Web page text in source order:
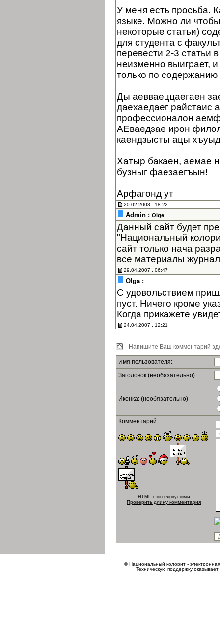
У меня есть просьба.
языке. Можно ли
некоторые статьи)
для студента с
перевести 2-3 статьи
неизменно выиграет,
только по
Ды аевваеццаегаен
даехаедаег райстаис
профессионалон
АЕваедзае ирон
каендзысты ацы
Хатыр бакаен, аемае
бузныг фаезаегъын!
Арфагонд ут
20.02.2008 , 18:22
Admin : Olge
Данный сайт будет
"Национальный
сайт только нача
все материалы
29.04.2007 , 06:47
Olga :
С удовольствием
пуст. Ничего кроме
Когда прикажете
24.04.2007 , 12:21
Напишите Ваш комментарий
Имя пользователя:
Заголовок (необязательно)
Иконка: (необязательно)
Комментарий:
HTML-тэги недопустимы
Проверить длину комментария
©Национальный колорит -
Техническую поддержку